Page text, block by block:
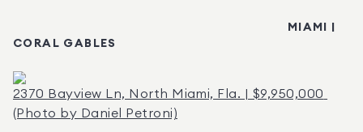
CORAL GABLES
2370 Bayview Ln, North Miami, Fla. | $9,950,000
(Photo by Daniel Petroni)